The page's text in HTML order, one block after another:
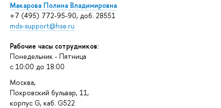
Макарова Полина Владимировна
+7 (495) 772-95-90, доб. 28551
mds-support@hse.ru
Рабочие часы сотрудников:
Понедельник - Пятница
c 10:00 до 18:00
Москва,
Покровский бульвар, 11,
корпус G, каб. G522